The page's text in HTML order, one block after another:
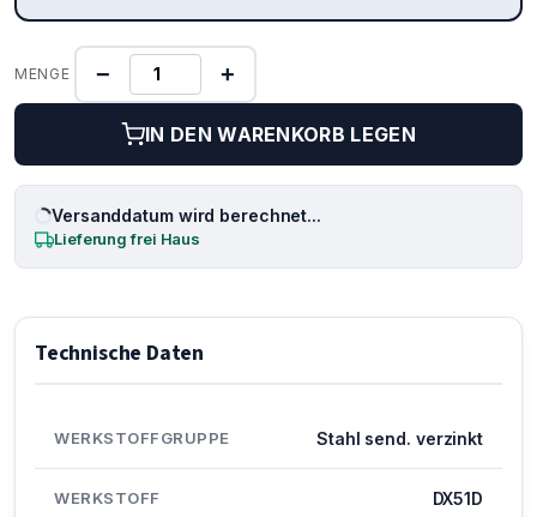
MENGE − +
IN DEN WARENKORB LEGEN
Versanddatum wird berechnet...
Lieferung frei Haus
Technische Daten
WERKSTOFFGRUPPE Stahl send. verzinkt
WERKSTOFF DX51D